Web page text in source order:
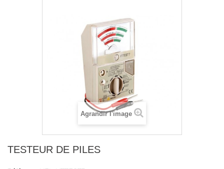
Agrandir l'image
TESTEUR DE PILES